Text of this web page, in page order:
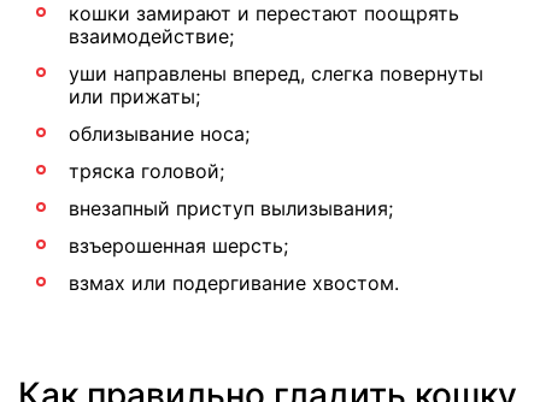
кошки замирают и перестают поощрять
взаимодействие;
уши направлены вперед, слегка повернуты
или прижаты;
облизывание носа;
тряска головой;
внезапный приступ вылизывания;
взъерошенная шерсть;
взмах или подергивание хвостом.